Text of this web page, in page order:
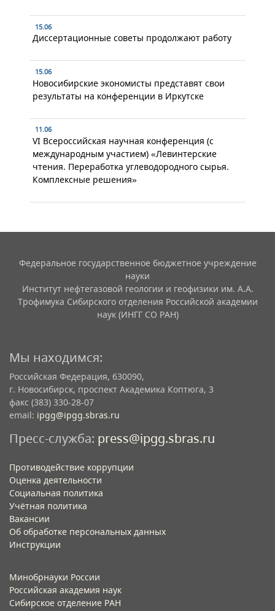
15.06
Диссертационные советы продолжают работу
15.06
Новосибирские экономисты представят свои
результаты на конференции в Иркутске
11.06
VI Всероссийская научная конференция (с
международным участием) «Левинтерские
чтения. Переработка углеводородного сырья.
Комплексные решения»
Федеральное государственное бюджетное учреждение
науки
Институт нефтегазовой геологии и геофизики им. А.А.
Трофимука Сибирского отделения Российской академии
наук (ИНГГ СО РАН)
Мы находимся:
Российская Федерация, 630090,
г. Новосибирск, проспект Академика Коптюга, 3
факс (383) 330-28-07
email: ipgg@ipgg.sbras.ru
Пресс-служба: press@ipgg.sbras.ru
Противодействие коррупции
Оценка деятельности
Социальная политика
Учётная политика​
Вакансии​
Об обработке персональных данных​
Инструкции​
Минобрнауки России
Российская академия наук
Сибирское отделение РАН